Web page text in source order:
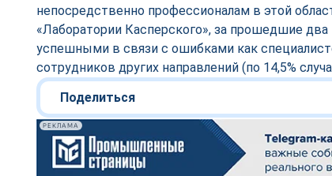
непосредственно профессионалам в этой
«Лаборатории Касперского», за прошедшие
успешными в связи с ошибками как
сотрудников других направлений (по 14,5%
Поделиться
РЕКЛАМА